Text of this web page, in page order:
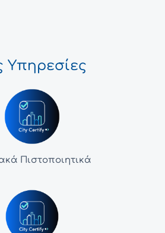
Υπηρεσίες
Πιστοποιητικά